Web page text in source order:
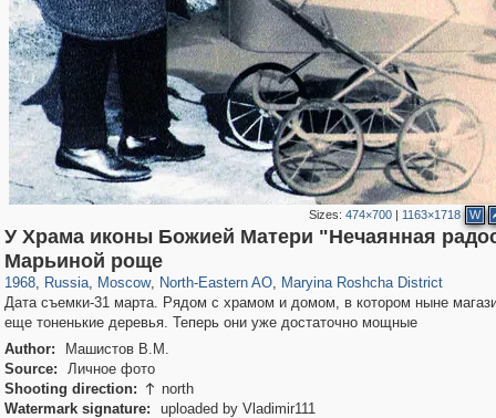
Sizes:474×700 | 1163×1718 W
У Храма иконы Божией Матери "Нечаянная
Марьиной роще
1968, Russia
1,407,206 29,248
, Moscow
319,878 8,286
, North-Eastern AO
24,495
, Maryina Roshcha District
Дата съемки-31 марта. Рядом с храмом и домом, в котором ныне
еще тоненькие деревья. Теперь они уже достаточно мощные
Author:
Машистов В.М.
Source:
Личное фото
Shooting direction:  north
Watermark signature:
uploaded by Vladimir111